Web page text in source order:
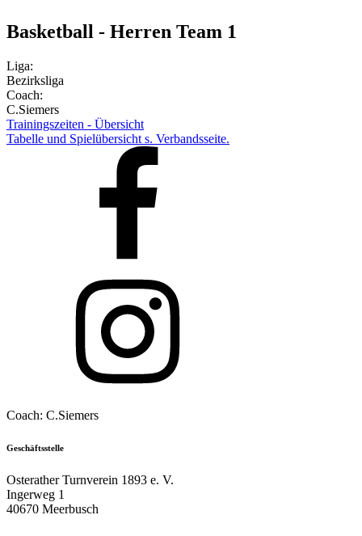
Basketball - Herren Team 1
Liga:
Bezirksliga
Coach:
C.Siemers
Trainingszeiten - Übersicht
Tabelle und Spielübersicht s. Verbandsseite.
Coach: C.Siemers
Geschäftsstelle
Osterather Turnverein 1893 e. V.
Ingerweg 1
40670 Meerbusch